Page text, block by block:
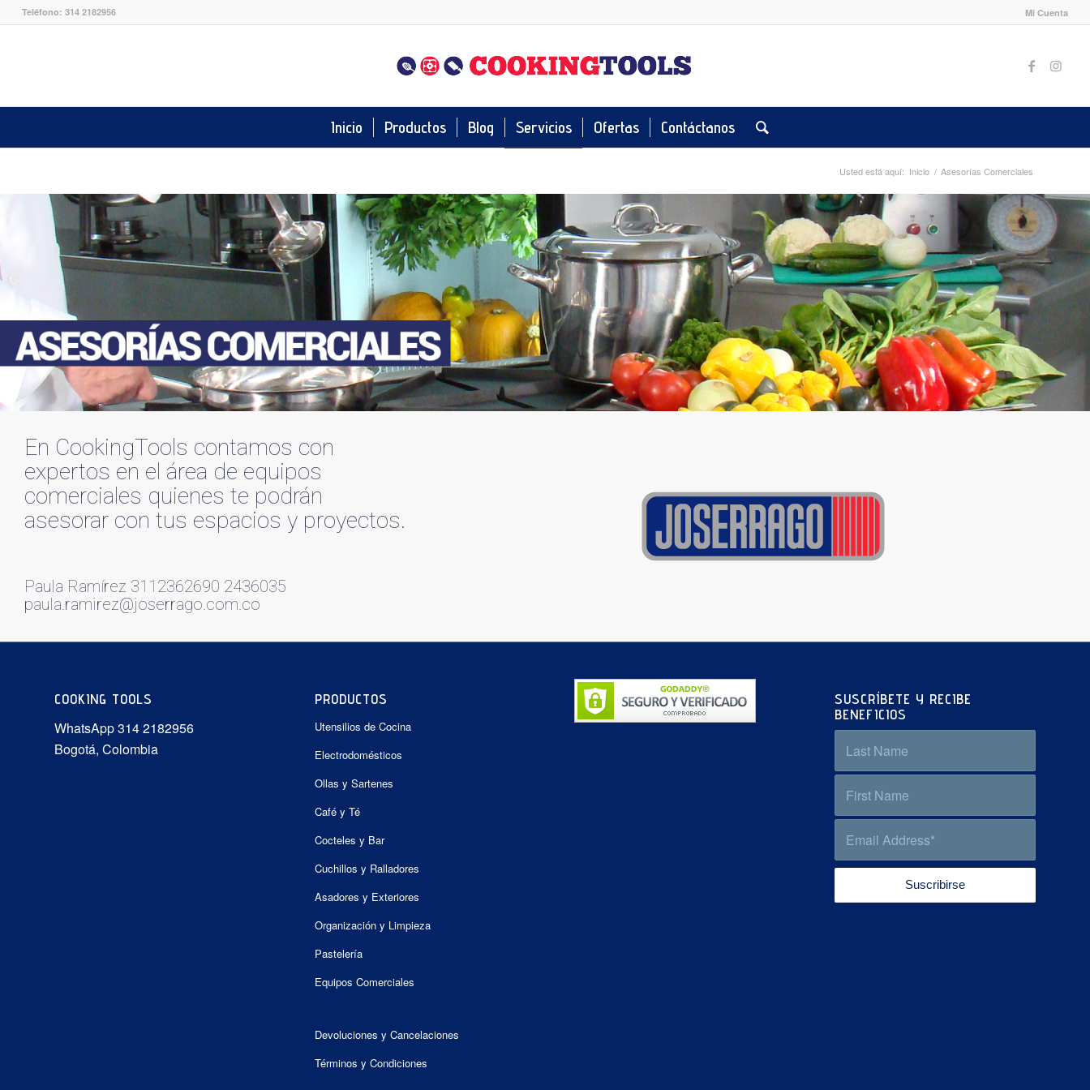
Mi Cuenta
Teléfono: 314 2182956
Inicio Productos Blog Servicios Ofertas Contáctanos
Usted está aquí: Inicio / Asesorías Comerciales
En CookingTools contamos con
expertos en el área de equipos
comerciales quienes te podrán
asesorar con tus espacios y proyectos.
Paula Ramírez 3112362690 2436035
paula.ramirez@joserrago.com.co
COOKING TOOLS
WhatsApp 314 2182956
Bogotá, Colombia
PRODUCTOS
Utensilios de Cocina
Electrodomésticos
Ollas y Sartenes
Café y Té
Cocteles y Bar
Cuchillos y Ralladores
Asadores y Exteriores
Organización y Limpieza
Pastelería
Equipos Comerciales
Devoluciones y Cancelaciones
Términos y Condiciones
SUSCRÍBETE Y RECIBE
BENEFICIOS